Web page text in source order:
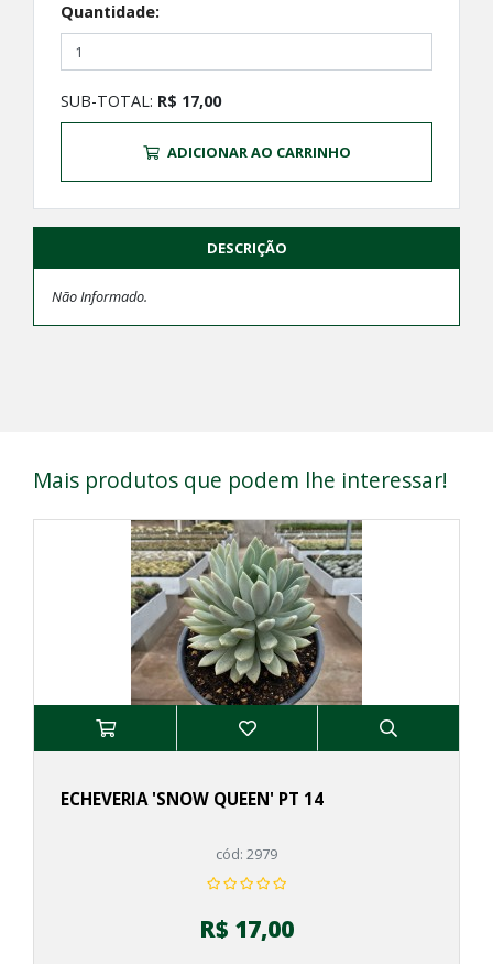
Quantidade:
SUB-TOTAL: R$ 17,00
ADICIONAR AO CARRINHO
DESCRIÇÃO
Não Informado.
Mais produtos que podem lhe interessar!
ECHEVERIA 'SNOW QUEEN' PT 14
cód: 2979
R$ 17,00